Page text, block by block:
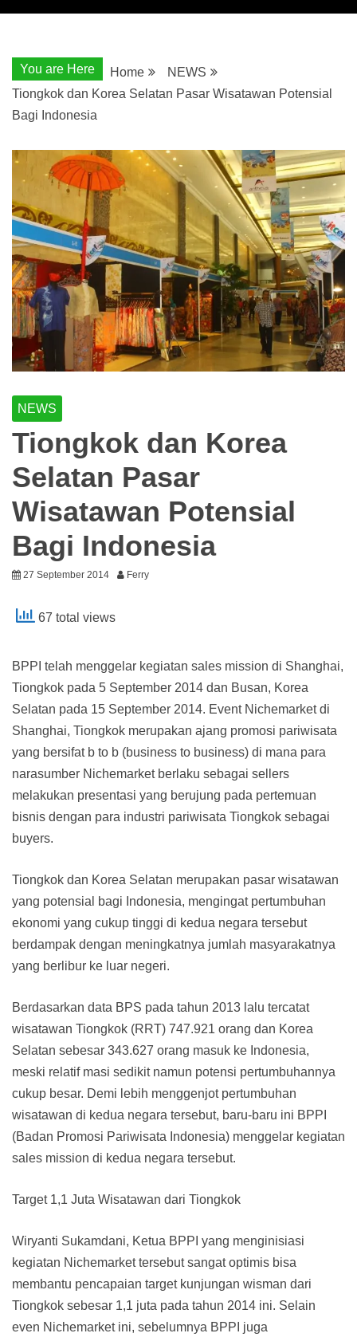
You are Here Home
NEWS
Tiongkok dan Korea Selatan Pasar Wisatawan Potensial
Bagi Indonesia
NEWS
Tiongkok dan Korea
Selatan Pasar
Wisatawan Potensial
Bagi Indonesia
27 September 2014 Ferry
67 total views
BPPI telah menggelar kegiatan sales mission di Shanghai,
Tiongkok pada 5 September 2014 dan Busan, Korea
Selatan pada 15 September 2014. Event Nichemarket di
Shanghai, Tiongkok merupakan ajang promosi pariwisata
yang bersifat b to b (business to business) di mana para
narasumber Nichemarket berlaku sebagai sellers
melakukan presentasi yang berujung pada pertemuan
bisnis dengan para industri pariwisata Tiongkok sebagai
buyers.
Tiongkok dan Korea Selatan merupakan pasar wisatawan
yang potensial bagi Indonesia, mengingat pertumbuhan
ekonomi yang cukup tinggi di kedua negara tersebut
berdampak dengan meningkatnya jumlah masyarakatnya
yang berlibur ke luar negeri.
Berdasarkan data BPS pada tahun 2013 lalu tercatat
wisatawan Tiongkok (RRT) 747.921 orang dan Korea
Selatan sebesar 343.627 orang masuk ke Indonesia,
meski relatif masi sedikit namun potensi pertumbuhannya
cukup besar. Demi lebih menggenjot pertumbuhan
wisatawan di kedua negara tersebut, baru-baru ini BPPI
(Badan Promosi Pariwisata Indonesia) menggelar kegiatan
sales mission di kedua negara tersebut.
Target 1,1 Juta Wisatawan dari Tiongkok
Wiryanti Sukamdani, Ketua BPPI yang menginisiasi
kegiatan Nichemarket tersebut sangat optimis bisa
membantu pencapaian target kunjungan wisman dari
Tiongkok sebesar 1,1 juta pada tahun 2014 ini. Selain
even Nichemarket ini, sebelumnya BPPI juga